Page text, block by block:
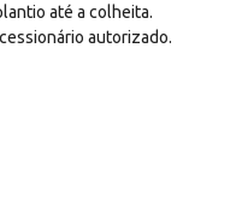
até a colheita.
autorizado.